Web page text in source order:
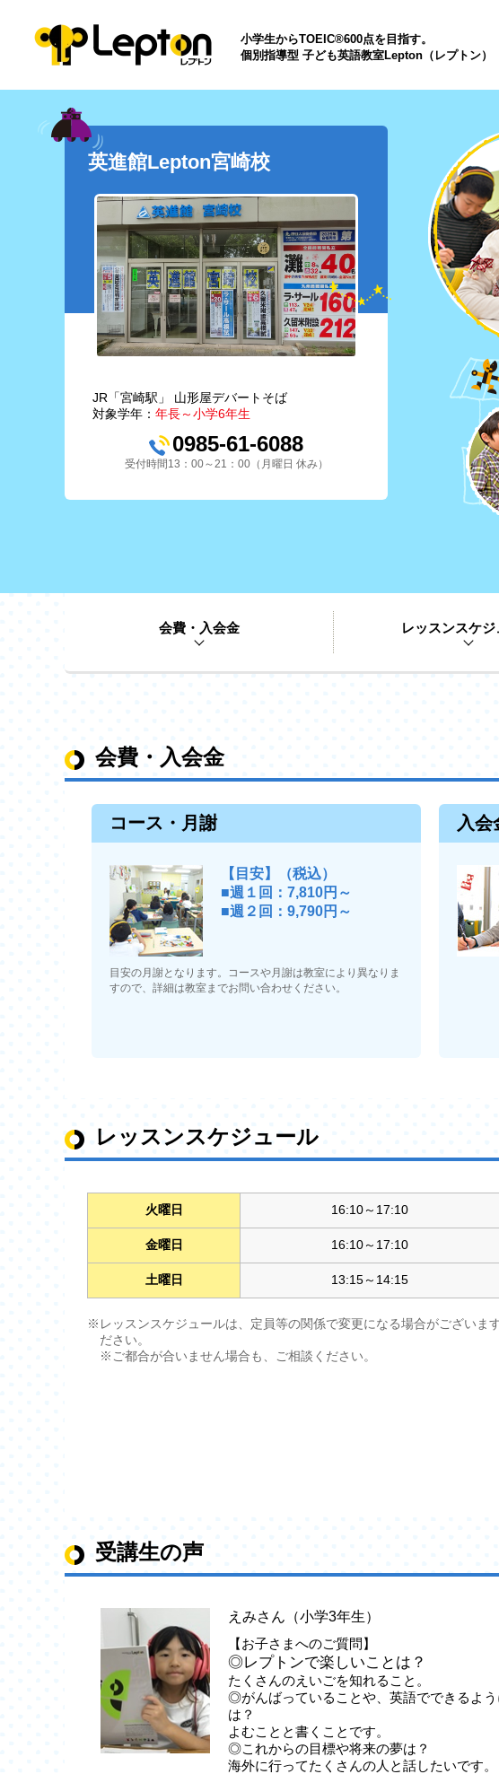
小学生からTOEIC®600点を目指す。
個別指導型 子ども英語教室Lepton（レプトン）
英進館Lepton宮崎校
JR「宮崎駅」 山形屋デバートそば
対象学年： 年長～小学6年生
0985-61-6088
受付時間13：00～21：00（月曜日 休み）
会費・入会金 レッスンスケジ
会費・入会金
コース・月謝
【目安】（税込）
■週１回：7,810円～
■週２回：9,790円～
目安の月謝となります。コースや月謝は教室により異なりま
すので、詳細は教室までお問い合わせください。
入会
レッスンスケジュール
火曜日 16:10～17:10
金曜日 16:10～17:10
土曜日 13:15～14:15
※レッスンスケジュールは、定員等の関係で変更になる場合がございま
ださい。
※ご都合が合いません場合も、ご相談ください。
受講生の声
えみさん（小学3年生）
【お子さまへのご質問】
◎レプトンで楽しいことは？
たくさんのえいごを知れること。
◎がんばっていることや、英語でできるよう
は？
よむことと書くことです。
◎これからの目標や将来の夢は？
海外に行ってたくさんの人と話したいです。